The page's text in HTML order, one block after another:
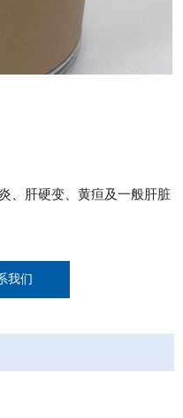
、肝硬变、黄疸及一般肝脏
我们